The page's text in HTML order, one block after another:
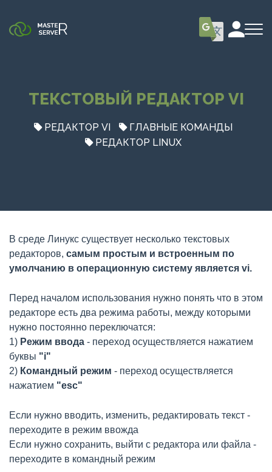
ТЕКСТОВЫЙ РЕДАКТОР VI
РЕДАКТОР VI
ГЛАВНЫЕ КОМАНДЫ
РЕДАКТОР LINUX
В среде Линукс существует несколько текстовых
редакторов, самым простым и встроенным по
умолчанию в операционную систему является vi.
Перед началом использования нужно понять что в этом
редакторе есть два режима работы, между которыми
нужно постоянно переключатся:
1) Режим ввода - переход осуществляется нажатием
буквы "i"
2) Командный режим - переход осуществляется
нажатием "esc"
Если нужно вводить, изменить, редактировать текст -
переходите в режим ввожда
Если нужно сохранить, выйти с редактора или файла -
переходите в командный режим